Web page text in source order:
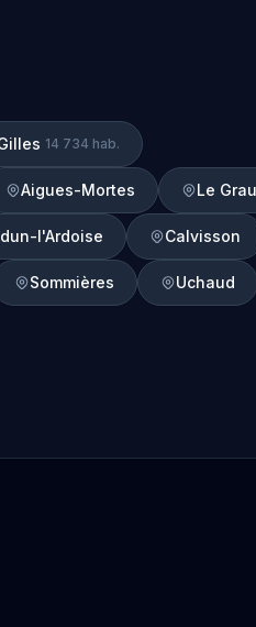
14 734 hab.
Aigues-Mortes Le
l'Ardoise Calvisson
Sommières Uchaud